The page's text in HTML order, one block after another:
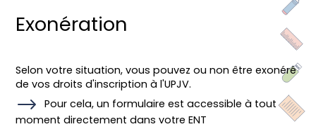
Exonération
Selon votre situation, vous pouvez ou non être exonéré
de vos droits d'inscription à l'UPJV.
Pour cela, un formulaire est accessible à tout
moment directement dans votre ENT